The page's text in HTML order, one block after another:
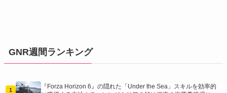
GNR週間ランキング
1
『Forza Horizon 6』の隠れた「Under the Sea」スキルを効率的